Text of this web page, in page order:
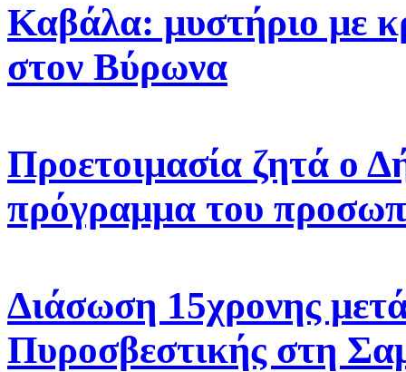
Καβάλα: μυστήριο με
στον Βύρωνα
Προετοιμασία ζητά ο
πρόγραμμα του
Διάσωση 15χρονης
Πυροσβεστικής στη